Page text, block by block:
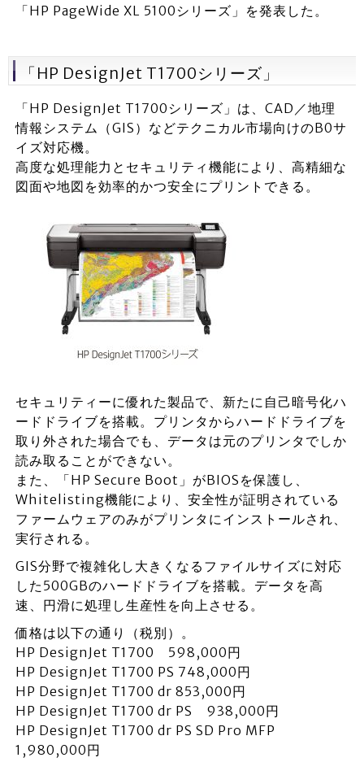
「HP PageWide XL 5100シリーズ」を発表した。
「HP DesignJet T1700シリーズ」
「HP DesignJet T1700シリーズ」は、CAD／地理
情報システム（GIS）などテクニカル市場向けのB0サ
イズ対応機。
高度な処理能力とセキュリティ機能により、高精細な
図面や地図を効率的かつ安全にプリントできる。
セキュリティーに優れた製品で、新たに自己暗号化ハ
ードドライブを搭載。プリンタからハードドライブを
取り外された場合でも、データは元のプリンタでしか
読み取ることができない。
また、「HP Secure Boot」がBIOSを保護し、
Whitelisting機能により、安全性が証明されている
ファームウェアのみがプリンタにインストールされ、
実行される。
GIS分野で複雑化し大きくなるファイルサイズに対応
した500GBのハードドライブを搭載。データを高
速、円滑に処理し生産性を向上させる。
価格は以下の通り（税別）。
HP DesignJet T1700 598,000円
HP DesignJet T1700 PS 748,000円
HP DesignJet T1700 dr 853,000円
HP DesignJet T1700 dr PS 938,000円
HP DesignJet T1700 dr PS SD Pro MFP
1,980,000円